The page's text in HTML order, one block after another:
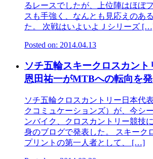
るレースでしたが、上位陣はほぼ
スも手強く、なんとも見応えのあ
た。 次戦はいよいよＪシリーズ
Posted on: 2014.04.13
ソチ五輪スキークロスカント
恩田祐一がMTBへの転向を
ソチ五輪クロスカントリー日本代
クコミュケーションズ）が、今シ
ンバイク、クロスカントリー競技
身のブログで発表した。 スキーク
プリントの第一人者として、 […]